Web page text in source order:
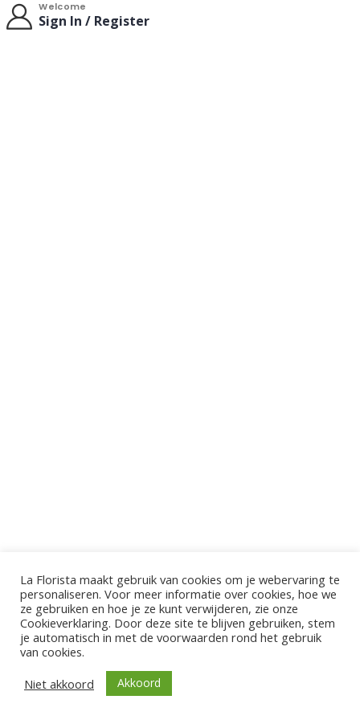
Welcome
Sign In / Register
La Florista maakt gebruik van cookies om je webervaring te
personaliseren. Voor meer informatie over cookies, hoe we
ze gebruiken en hoe je ze kunt verwijderen, zie onze
Cookieverklaring. Door deze site te blijven gebruiken, stem
je automatisch in met de voorwaarden rond het gebruik
van cookies.
Niet akkoord
Akkoord